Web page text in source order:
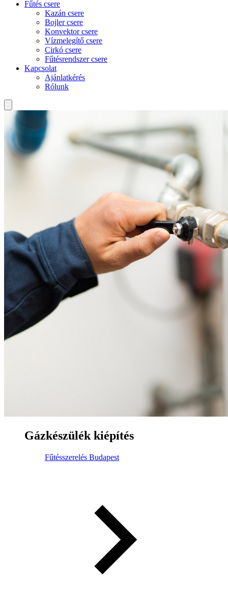
Fűtés csere
Kazán csere
Bojler csere
Konvektor csere
Vízmelegítő csere
Cirkó csere
Fűtésrendszer csere
Kapcsolat
Ajánlatkérés
Rólunk
Gázkészülék kiépítés
Fűtésszerelés Budapest